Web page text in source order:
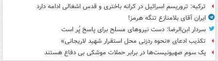
ترکیه: تروریسم اسرائیل در کرانه باختری و قدس اشغالی ادامه دارد
ایران آقای بلامنازع تنگه هرمز!
سردار ابن‌الرضا: دست نیروهای مسلح برای پاسخ پُر است
تکذیب ادعای «نحوه ردزنی محل استقرار شهید لاریجانی»
یک‌ سوم صهیونیست‌ها در برابر حملات موشکی بی دفاع هستند